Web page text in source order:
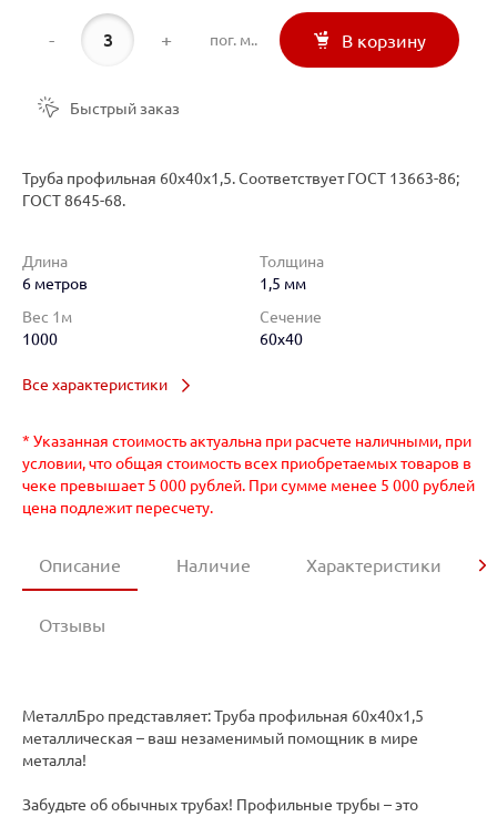
- + пог. м.. В корзину
Быстрый заказ
Труба профильная 60х40х1,5. Соответствует ГОСТ 13663-86;
ГОСТ 8645-68.
Длина
6 метров
Толщина
1,5 мм
Вес 1м
1000
Сечение
60x40
Все характеристики
* Указанная стоимость актуальна при расчете наличными, при
условии, что общая стоимость всех приобретаемых товаров в
чеке превышает 5 000 рублей. При сумме менее 5 000 рублей
цена подлежит пересчету.
Описание Наличие Характеристики
Отзывы
МеталлБро представляет: Труба профильная 60х40х1,5
металлическая – ваш незаменимый помощник в мире
металла!
Забудьте об обычных трубах! Профильные трубы – это